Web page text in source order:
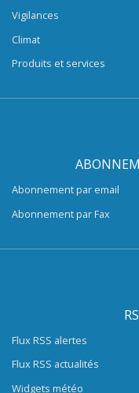
Vigilances
Climat
Produits et services
Abonnement par email
Abonnement par Fax
Flux RSS alertes
Flux RSS actualités
Widgets météo